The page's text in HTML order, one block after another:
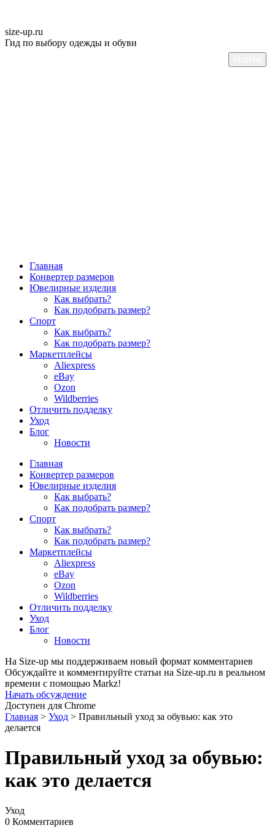
size-up.ru
Гид по выбору одежды и обуви
Главная
Конвертер размеров
Ювелирные изделия
Как выбрать?
Как подобрать размер?
Спорт
Как выбрать?
Как подобрать размер?
Маркетплейсы
Aliexpress
eBay
Ozon
Wildberries
Отличить подделку
Уход
Блог
Новости
Главная
Конвертер размеров
Ювелирные изделия
Как выбрать?
Как подобрать размер?
Спорт
Как выбрать?
Как подобрать размер?
Маркетплейсы
Aliexpress
eBay
Ozon
Wildberries
Отличить подделку
Уход
Блог
Новости
На Size-up мы поддерживаем новый формат комментариев
Обсуждайте и комментируйте статьи на Size-up.ru в реальном
времени с помощью Markz!
Начать обсуждение
Доступен для Chrome
Главная > Уход > Правильный уход за обувью: как это
делается
Правильный уход за обувью:
как это делается
Уход
0 Комментариев